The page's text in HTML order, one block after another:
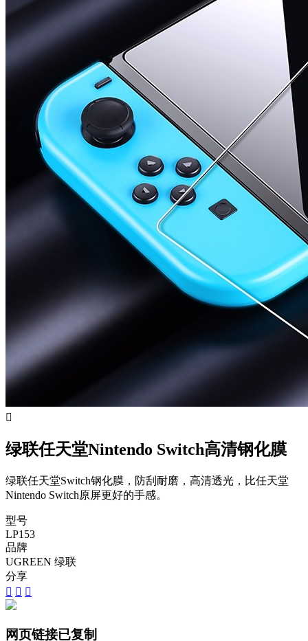

绿联任天堂Nintendo Switch高清钢化膜
绿联任天堂Switch钢化膜，防刮耐磨，高清透光，比任天堂
Nintendo Switch原屏更好的手感。
型号
LP153
品牌
UGREEN 绿联
分享
  
网页链接已复制